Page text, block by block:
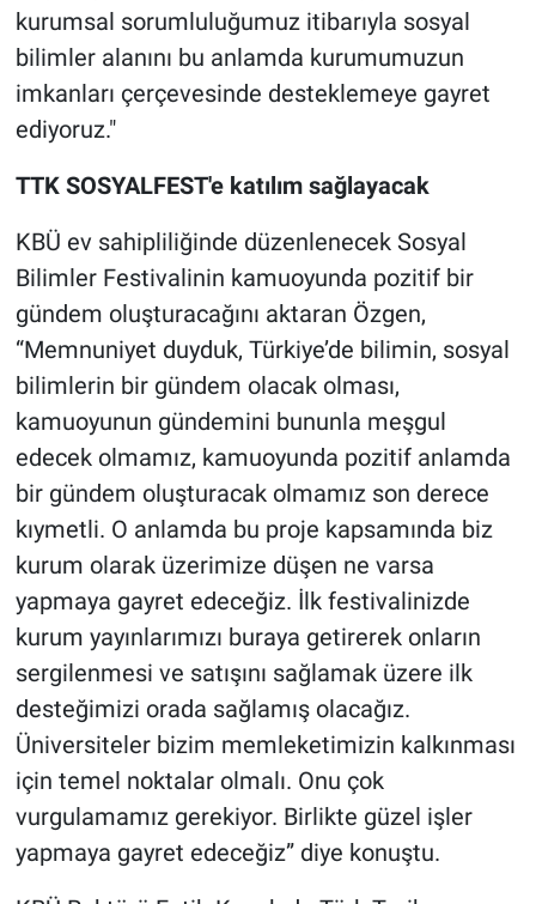
kurumsal sorumluluğumuz itibarıyla sosyal
bilimler alanını bu anlamda kurumumuzun
imkanları çerçevesinde desteklemeye gayret
ediyoruz."
TTK SOSYALFEST'e katılım sağlayacak
KBÜ ev sahipliliğinde düzenlenecek Sosyal
Bilimler Festivalinin kamuoyunda pozitif bir
gündem oluşturacağını aktaran Özgen,
“Memnuniyet duyduk, Türkiye’de bilimin, sosyal
bilimlerin bir gündem olacak olması,
kamuoyunun gündemini bununla meşgul
edecek olmamız, kamuoyunda pozitif anlamda
bir gündem oluşturacak olmamız son derece
kıymetli. O anlamda bu proje kapsamında biz
kurum olarak üzerimize düşen ne varsa
yapmaya gayret edeceğiz. İlk festivalinizde
kurum yayınlarımızı buraya getirerek onların
sergilenmesi ve satışını sağlamak üzere ilk
desteğimizi orada sağlamış olacağız.
Üniversiteler bizim memleketimizin kalkınması
için temel noktalar olmalı. Onu çok
vurgulamamız gerekiyor. Birlikte güzel işler
yapmaya gayret edeceğiz” diye konuştu.